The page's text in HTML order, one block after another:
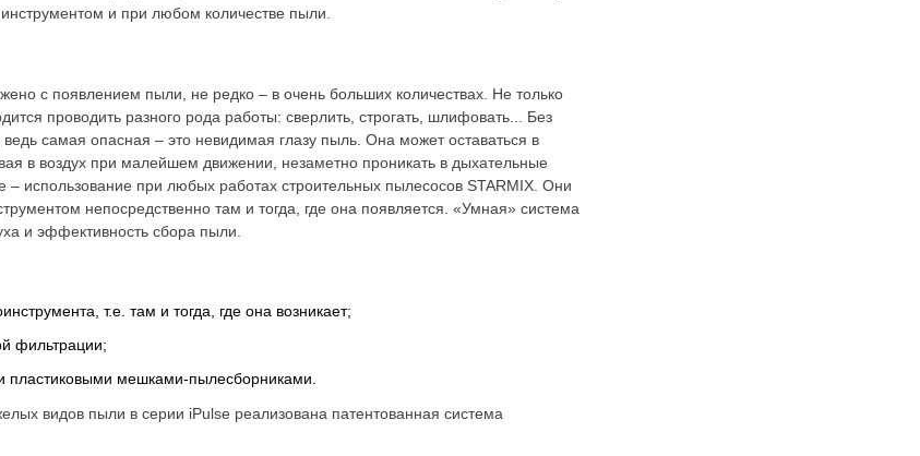
и при любом количестве пыли.
с появлением пыли, не редко – в очень больших количествах. Не только
проводить разного рода работы: сверлить, строгать, шлифовать... Без
самая опасная – это невидимая глазу пыль. Она может оставаться в
в воздух при малейшем движении, незаметно проникать в дыхательные
использование при любых работах строительных пылесосов STARMIX. Они
непосредственно там и тогда, где она появляется. «Умная» система
и эффективность сбора пыли.
т.е. там и тогда, где она возникает;
фильтрации;
пластиковыми мешками-пылесборниками.
видов пыли в серии iPulse реализована патентованная система